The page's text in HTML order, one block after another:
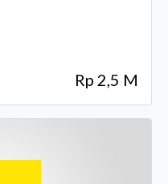
Rp 2,5 M